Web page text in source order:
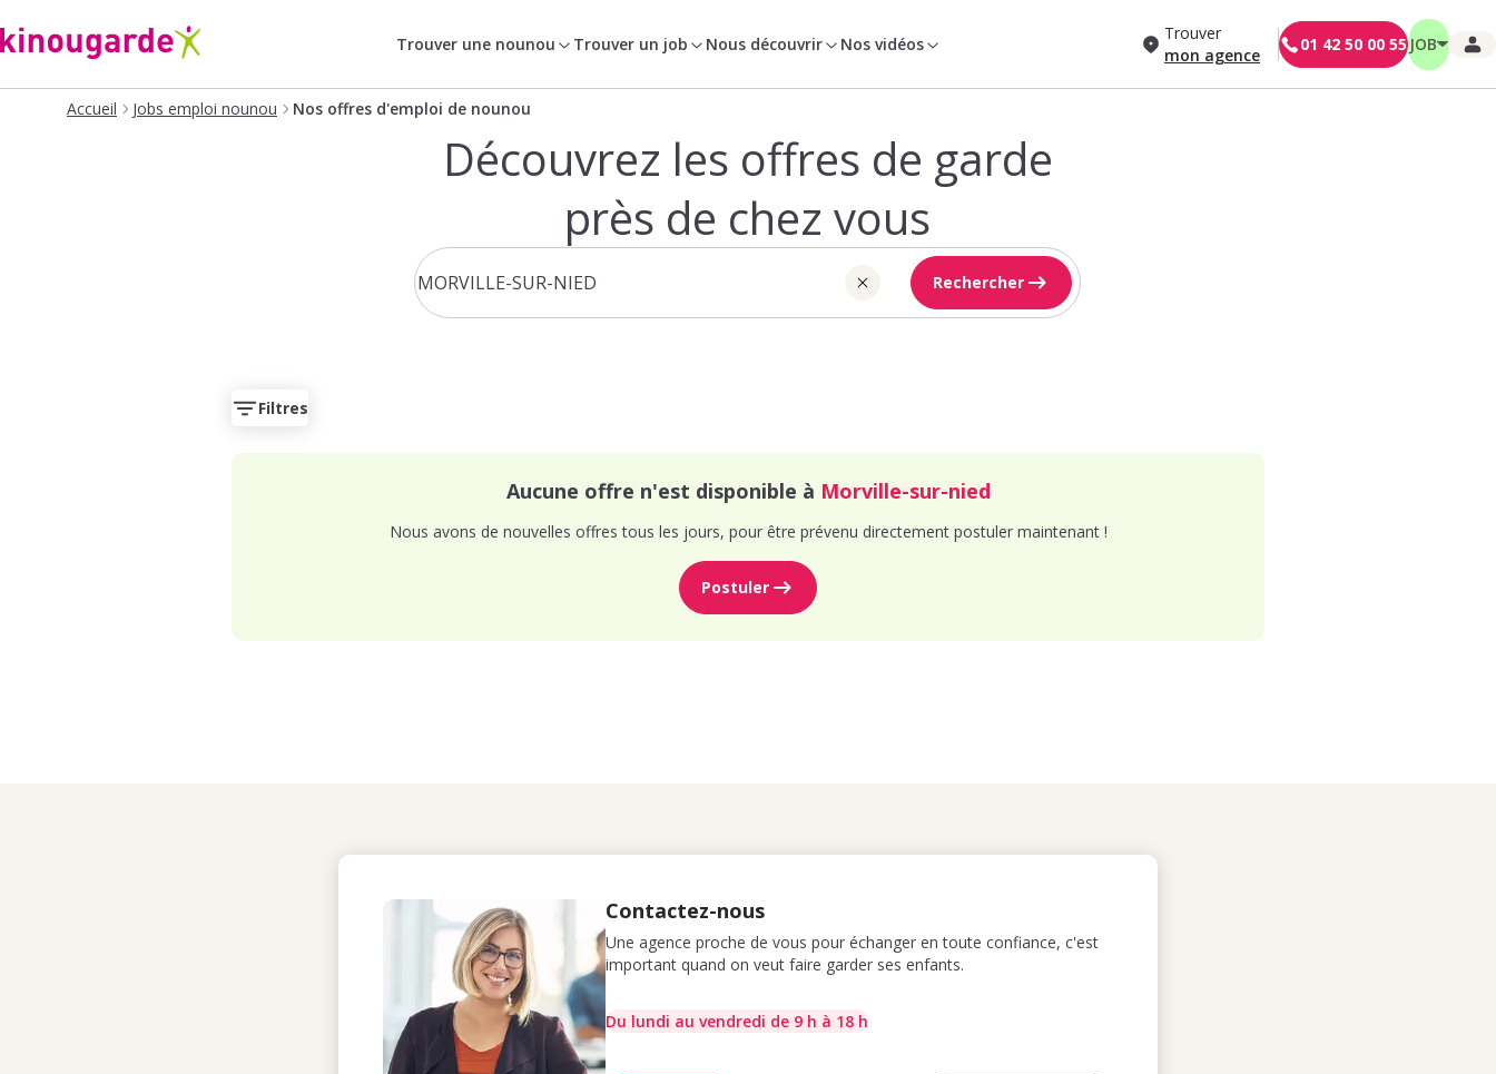
Trouver une nounou Trouver un job Nous découvrir Nos vidéos
Trouver
mon agence
01 42 50 00 55 JOB
Accueil Jobs emploi nounou Nos offres d'emploi de nounou
Découvrez les offres de garde
près de chez vous
Rechercher
Filtres
Aucune offre n'est disponible à Morville-sur-nied
Nous avons de nouvelles offres tous les jours, pour être prévenu directement postuler maintenant !
Postuler
Contactez-nous
Une agence proche de vous pour échanger en toute confiance, c'est
important quand on veut faire garder ses enfants.
Du lundi au vendredi de 9 h à 18 h